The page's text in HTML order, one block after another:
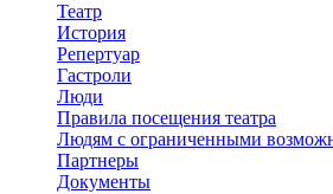
Театр
История
Репертуар
Гастроли
Люди
Правила посещения театра
Людям с ограниченными
Партнеры
Документы